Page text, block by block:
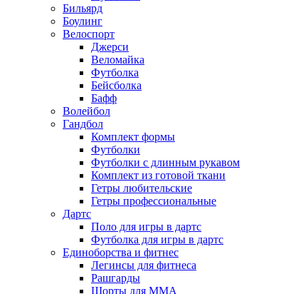
Бильярд
Боулинг
Велоспорт
Джерси
Веломайка
Футболка
Бейсболка
Бафф
Волейбол
Гандбол
Комплект формы
Футболки
Футболки с длинным рукавом
Комплект из готовой ткани
Гетры любительские
Гетры профессиональные
Дартс
Поло для игры в дартс
Футболка для игры в дартс
Единоборства и фитнес
Легинсы для фитнеса
Рашгарды
Шорты для MMA